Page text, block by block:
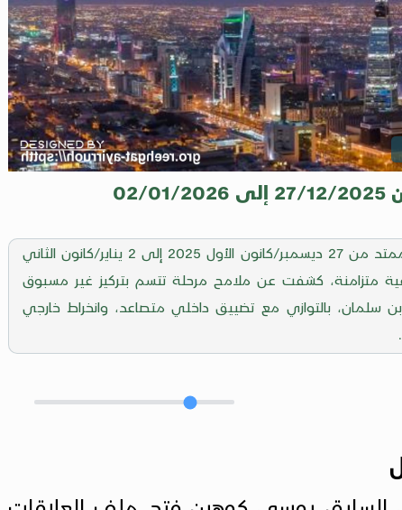
شهدت المملكة العربية السعودية خلال الأسبوع الممتد من 27 ديسمبر/كانون الأول 2025 إلى 2 يناير/كانون الثاني
متزامنة، كشفت عن ملامح مرحلة تتسم بتركيز غير مسبوق
سلمان، بالتوازي مع تضييق داخلي متصاعد، وانخراط خارجي